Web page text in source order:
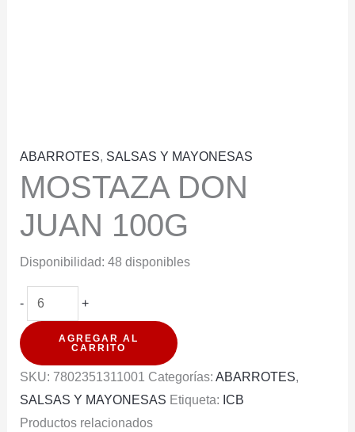
ABARROTES, SALSAS Y MAYONESAS
MOSTAZA DON
JUAN 100G
Disponibilidad: 48 disponibles
-
MOSTAZA
DON
JUAN
100G
+
AGREGAR AL
CARRITO
SKU: 7802351311001 Categorías: ABARROTES,
SALSAS Y MAYONESAS Etiqueta: ICB
Productos relacionados